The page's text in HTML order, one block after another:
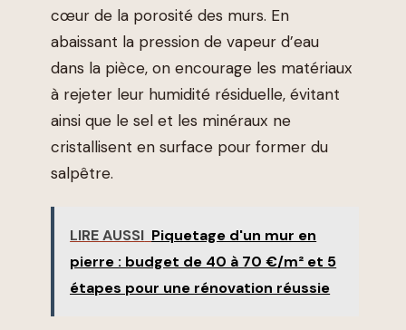
cœur de la porosité des murs. En
abaissant la pression de vapeur d’eau
dans la pièce, on encourage les matériaux
à rejeter leur humidité résiduelle, évitant
ainsi que le sel et les minéraux ne
cristallisent en surface pour former du
salpêtre.
LIRE AUSSI Piquetage d'un mur en
pierre : budget de 40 à 70 €/m² et 5
étapes pour une rénovation réussie